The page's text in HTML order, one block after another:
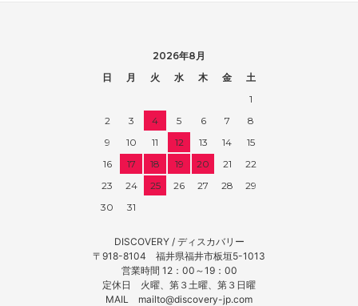
2026年8月
日
月 火 水 木 金
土
1
2
3 4 5 6 7
8
9
10 11 12 13 14
15
16
17 18 19 20 21
22
23
24 25 26 27 28
29
30
31
DISCOVERY / ディスカバリー
〒918-8104 福井県福井市板垣5-1013
営業時間 12：00～19：00
定休日 火曜、第３土曜、第３日曜
MAIL mailto@discovery-jp.com